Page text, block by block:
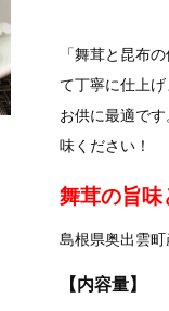
「舞茸と昆布
て丁寧に仕上
お供に最適で
味ください！
舞茸の旨
島根県奥出雲町
【内容量】